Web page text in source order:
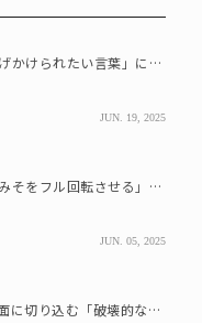
「あなたが人生最後に投げかけられたい言葉」に隠された内なる本音と覚悟
JUN. 19, 2025
コーチが投げかける「脳みそをフル回転させる」質問とは?
JUN. 05, 2025
エグゼクティブの心の内面に切り込む「破壊的な質問」とは